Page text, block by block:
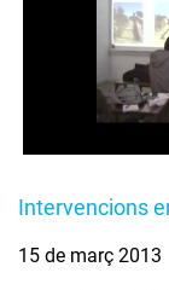
Intervencions
15 de març 2013